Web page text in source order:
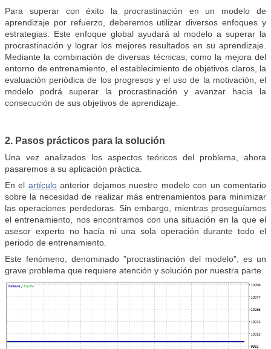
Para superar con éxito la procrastinación en un modelo de
aprendizaje por refuerzo, deberemos utilizar diversos enfoques y
estrategias. Este enfoque global ayudará al modelo a superar la
procrastinación y lograr los mejores resultados en su aprendizaje.
Mediante la combinación de diversas técnicas, como la mejora del
entorno de entrenamiento, el establecimiento de objetivos claros, la
evaluación periódica de los progresos y el uso de la motivación, el
modelo podrá superar la procrastinación y avanzar hacia la
consecución de sus objetivos de aprendizaje.
2. Pasos prácticos para la solución
Una vez analizados los aspectos teóricos del problema, ahora
pasaremos a su aplicación práctica.
En el artículoanterior dejamos nuestro modelo con un comentario
sobre la necesidad de realizar más entrenamientos para minimizar
las operaciones perdedoras. Sin embargo, mientras proseguíamos
el entrenamiento, nos encontramos con una situación en la que el
asesor experto no hacía ni una sola operación durante todo el
periodo de entrenamiento.
Este fenómeno, denominado "procrastinación del modelo", es un
grave problema que requiere atención y solución por nuestra parte.